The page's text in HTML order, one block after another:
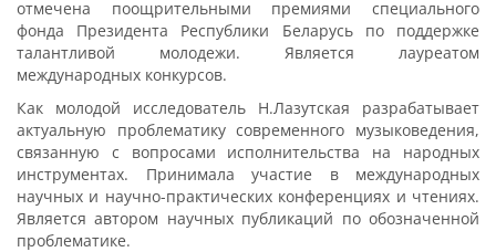
отмечена поощрительными премиями специального
фонда Президента Республики Беларусь по поддержке
талантливой молодежи. Является лауреатом
международных конкурсов.
Как молодой исследователь Н.Лазутская разрабатывает
актуальную проблематику современного музыковедения,
связанную с вопросами исполнительства на народных
инструментах. Принимала участие в международных
научных и научно-практических конференциях и чтениях.
Является автором научных публикаций по обозначенной
проблематике.